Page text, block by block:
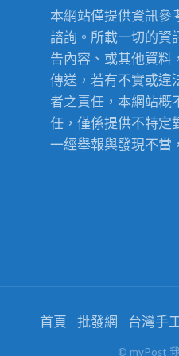
本網站僅提供資訊參
諮詢。所載一切的資
告內容、或其他資料
傳送，若有不實或違
者之責任，本網站概
任，僅係提供不特定
一經舉報與發現不當
首頁 批發網 台灣手
© myPost